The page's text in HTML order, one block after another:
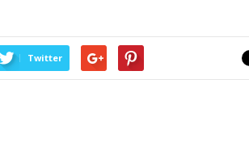
Twitter